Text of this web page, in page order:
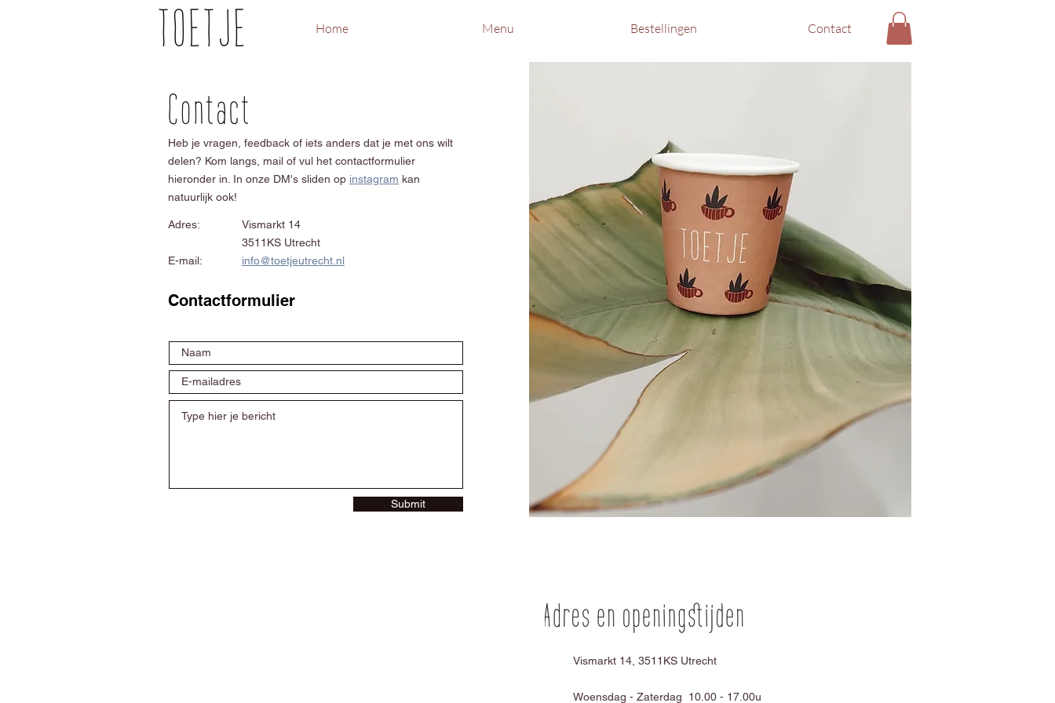
Home Menu Bestellingen Contact
Heb je vragen, feedback of iets anders dat je met ons wilt
delen? Kom langs, mail of vul het contactformulier
hieronder in. In onze DM's sliden op instagram kan
natuurlijk ook!
Adres:
E-mail:
Vismarkt 14
3511KS Utrecht
info@toetjeutrecht.nl
Contactformulier
Submit
Vismarkt 14, 3511KS Utrecht
Woensdag - Zaterdag 10.00 - 17.00u